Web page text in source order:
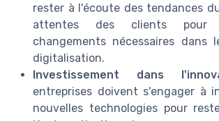
rester à l'écoute des tendances
attentes des clients pour
changements nécessaires dans
digitalisation.
Investissement dans
entreprises doivent s'engager à
nouvelles technologies pour